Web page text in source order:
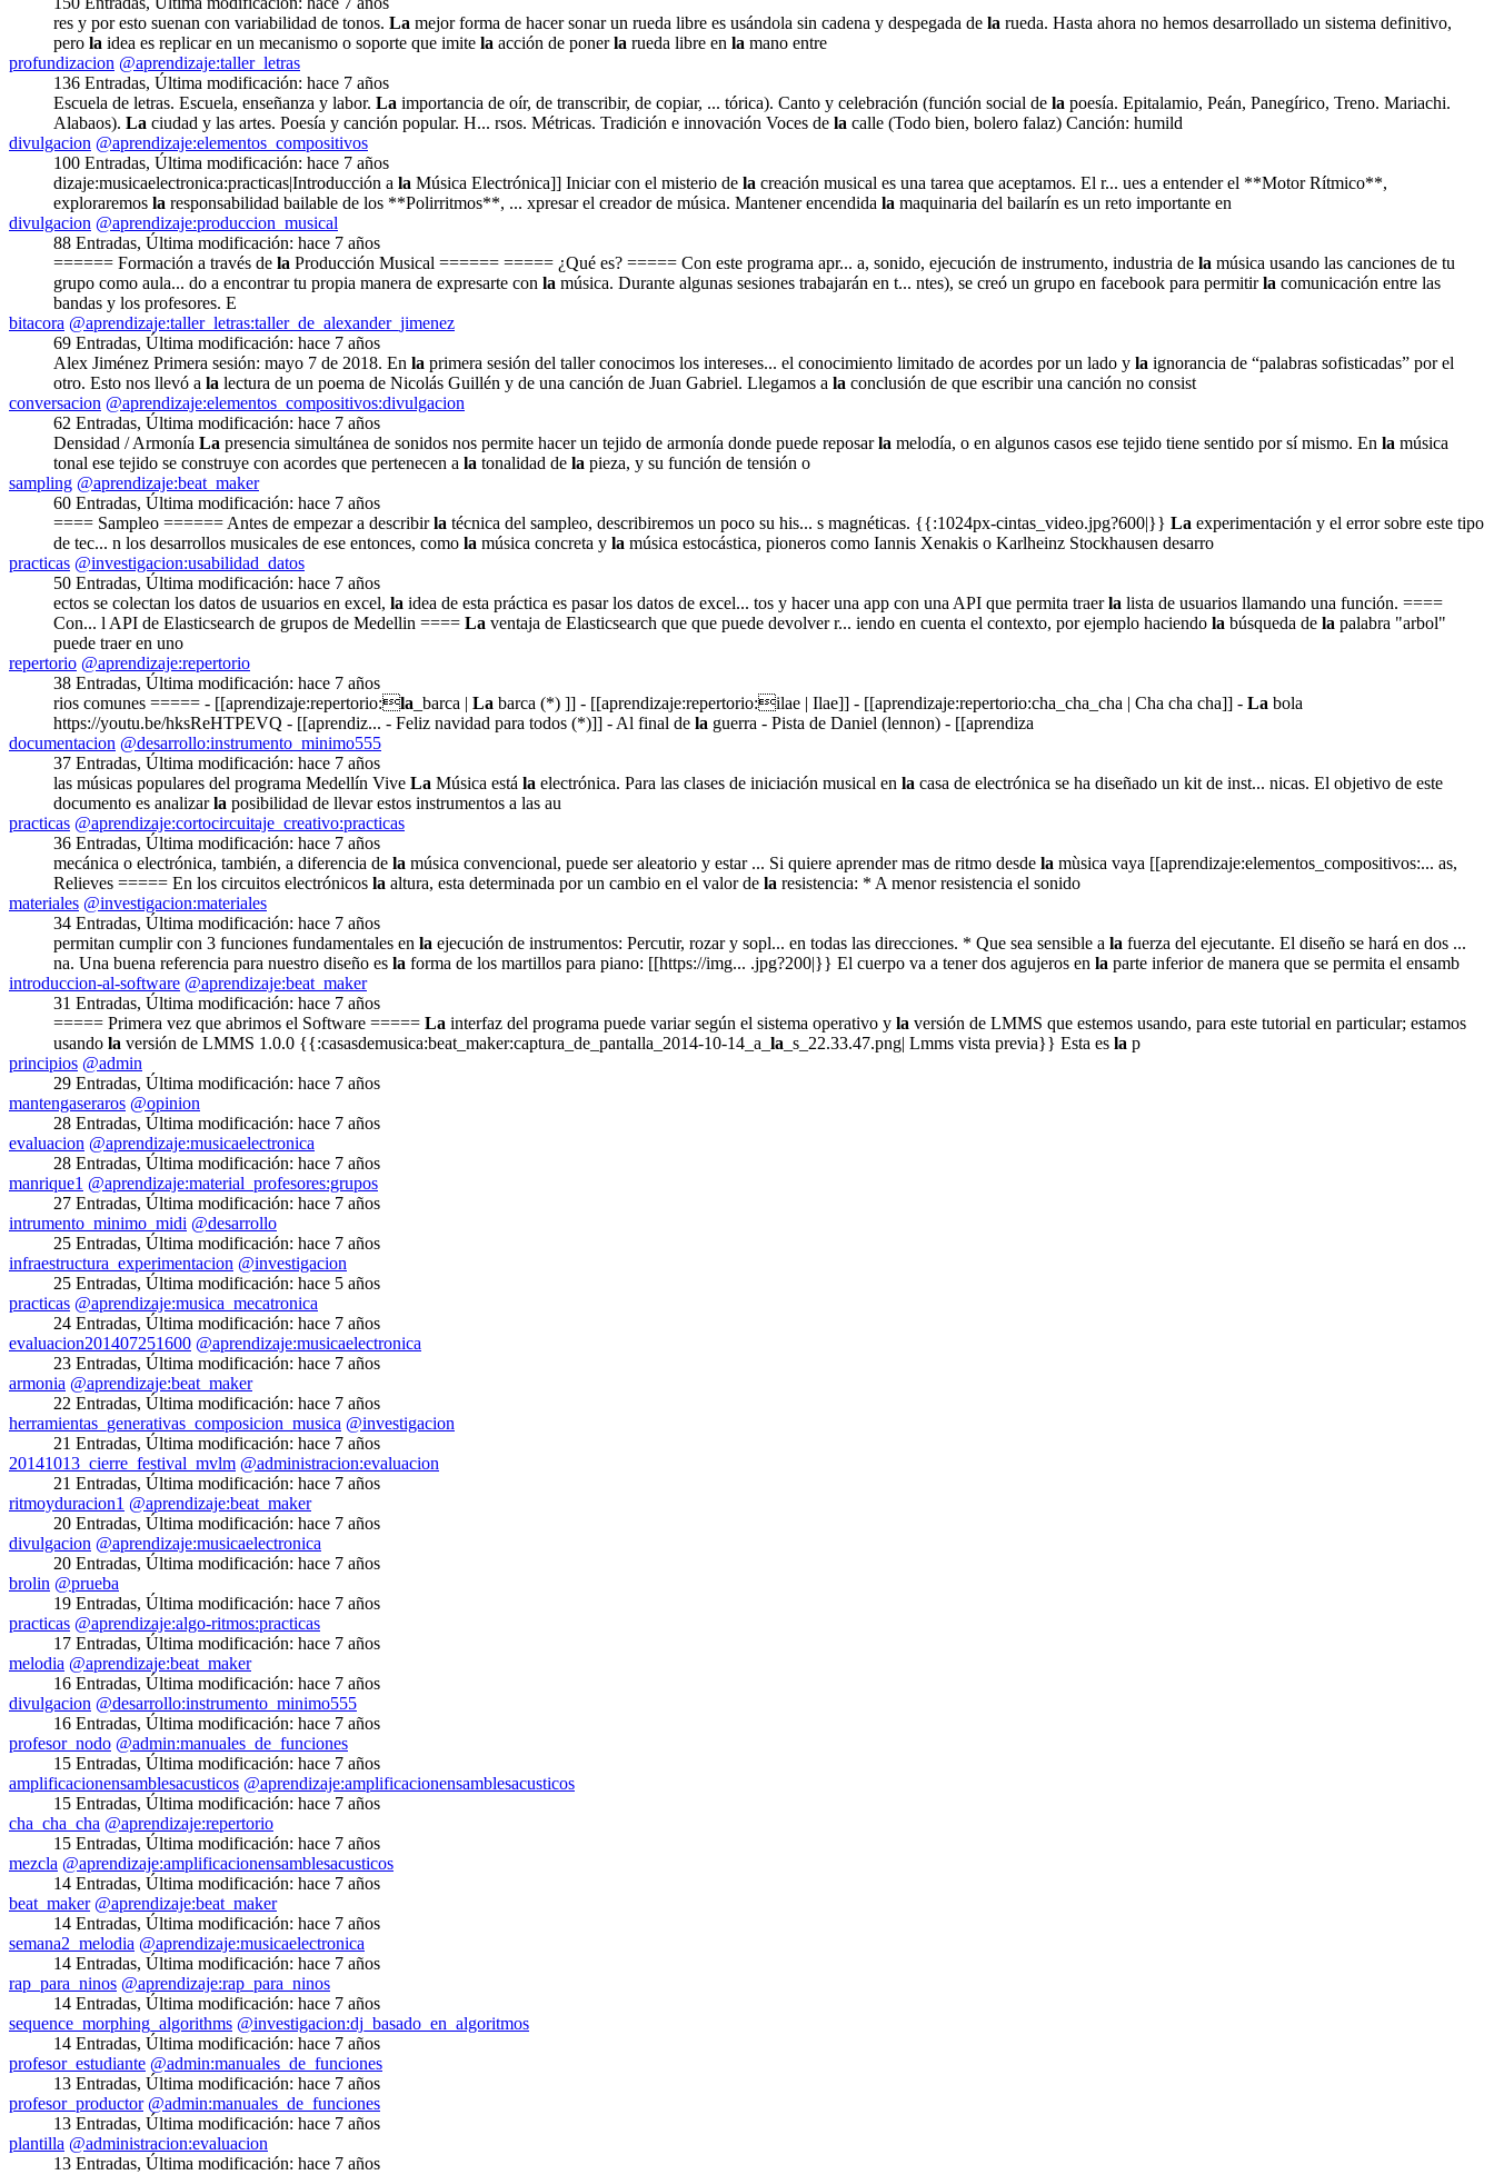
res y por esto suenan con variabilidad de tonos. La mejor forma de hacer sonar un rueda libre es usándola sin cadena y despegada de la rueda. Hasta ahora no hemos desarrollado un sistema definitivo,
pero la idea es replicar en un mecanismo o soporte que imite la acción de ponerla rueda libre en la mano entre
profundizacion @aprendizaje:taller_letras
136 Entradas, Última modificación: hace 7 años
Escuela de letras. Escuela, enseñanza y labor. La importancia de oír, de transcribir, de copiar, ... tórica). Canto y celebración (función social de la poesía. Epitalamio, Peán, Panegírico, Treno. Mariachi.
Alabaos). La ciudad y las artes. Poesía y canción popular. H... rsos. Métricas. Tradición e innovación Voces de la calle (Todo bien, bolero falaz) Canción: humild
divulgacion @aprendizaje:elementos_compositivos
100 Entradas, Última modificación: hace 7 años
dizaje:musicaelectronica:practicas|Introducción a la Música Electrónica]] Iniciar con el misterio de la creación musical es una tarea que aceptamos. El r... ues a entender el **Motor Rítmico**,
exploraremos la responsabilidad bailable de los **Polirritmos**, ... xpresar el creador de música. Mantener encendida la maquinaria del bailarín es un reto importante en
divulgacion @aprendizaje:produccion_musical
88 Entradas, Última modificación: hace 7 años
====== Formación a través de la Producción Musical ====== ===== ¿Qué es? ===== Con este programa apr... a, sonido, ejecución de instrumento, industria de la música usando las canciones de tu
grupo como aula... do a encontrar tu propia manera de expresarte con la música. Durante algunas sesiones trabajarán en t... ntes), se creó un grupo en facebook para permitirla comunicación entre las
bandas y los profesores. E
bitacora @aprendizaje:taller_letras:taller_de_alexander_jimenez
69 Entradas, Última modificación: hace 7 años
Alex Jiménez Primera sesión: mayo 7 de 2018. En la primera sesión del taller conocimos los intereses... el conocimiento limitado de acordes por un lado y la ignorancia de “palabras sofisticadas” por el
otro. Esto nos llevó a la lectura de un poema de Nicolás Guillén y de una canción de Juan Gabriel. Llegamos a la conclusión de que escribir una canción no consist
conversacion @aprendizaje:elementos_compositivos:divulgacion
62 Entradas, Última modificación: hace 7 años
Densidad / Armonía La presencia simultánea de sonidos nos permite hacer un tejido de armonía donde puede reposarla melodía, o en algunos casos ese tejido tiene sentido por sí mismo. En la música
tonal ese tejido se construye con acordes que pertenecen a la tonalidad de la pieza, y su función de tensión o
sampling @aprendizaje:beat_maker
60 Entradas, Última modificación: hace 7 años
==== Sampleo ====== Antes de empezar a describirla técnica del sampleo, describiremos un poco su his... s magnéticas. {{:1024px-cintas_video.jpg?600|}} La experimentación y el error sobre este tipo
de tec... n los desarrollos musicales de ese entonces, como la música concreta y la música estocástica, pioneros como Iannis Xenakis o Karlheinz Stockhausen desarro
practicas @investigacion:usabilidad_datos
50 Entradas, Última modificación: hace 7 años
ectos se colectan los datos de usuarios en excel, la idea de esta práctica es pasar los datos de excel... tos y hacer una app con una API que permita traerla lista de usuarios llamando una función. ====
Con... l API de Elasticsearch de grupos de Medellin ==== La ventaja de Elasticsearch que que puede devolver r... iendo en cuenta el contexto, por ejemplo haciendo la búsqueda de la palabra "arbol"
puede traer en uno
repertorio @aprendizaje:repertorio
38 Entradas, Última modificación: hace 7 años
rios comunes ===== - [[aprendizaje:repertorio:la _barca | La barca (*) ]] - [[aprendizaje:repertorio:ilae | Ilae]] - [[aprendizaje:repertorio:cha_cha_cha | Cha cha cha]] - La bola
https://youtu.be/hksReHTPEVQ - [[aprendiz... - Feliz navidad para todos (*)]] - Al final de la guerra - Pista de Daniel (lennon) - [[aprendiza
documentacion @desarrollo:instrumento_minimo555
37 Entradas, Última modificación: hace 7 años
las músicas populares del programa Medellín Vive La Música está la electrónica. Para las clases de iniciación musical en la casa de electrónica se ha diseñado un kit de inst... nicas. El objetivo de este
documento es analizarla posibilidad de llevar estos instrumentos a las au
practicas @aprendizaje:cortocircuitaje_creativo:practicas
36 Entradas, Última modificación: hace 7 años
mecánica o electrónica, también, a diferencia de la música convencional, puede ser aleatorio y estar ... Si quiere aprender mas de ritmo desde la mùsica vaya [[aprendizaje:elementos_compositivos:... as,
Relieves ===== En los circuitos electrónicos la altura, esta determinada por un cambio en el valor de la resistencia: * A menor resistencia el sonido
materiales @investigacion:materiales
34 Entradas, Última modificación: hace 7 años
permitan cumplir con 3 funciones fundamentales en la ejecución de instrumentos: Percutir, rozar y sopl... en todas las direcciones. * Que sea sensible a la fuerza del ejecutante. El diseño se hará en dos ...
na. Una buena referencia para nuestro diseño es la forma de los martillos para piano: [[https://img... .jpg?200|}} El cuerpo va a tener dos agujeros en la parte inferior de manera que se permita el ensamb
introduccion-al-software @aprendizaje:beat_maker
31 Entradas, Última modificación: hace 7 años
===== Primera vez que abrimos el Software ===== La interfaz del programa puede variar según el sistema operativo y la versión de LMMS que estemos usando, para este tutorial en particular; estamos
usando la versión de LMMS 1.0.0 {{:casasdemusica:beat_maker:captura_de_pantalla_2014-10-14_a_ la _s_22.33.47.png| Lmms vista previa}} Esta es la p
principios @admin
29 Entradas, Última modificación: hace 7 años
mantengaseraros @opinion
28 Entradas, Última modificación: hace 7 años
evaluacion @aprendizaje:musicaelectronica
28 Entradas, Última modificación: hace 7 años
manrique1 @aprendizaje:material_profesores:grupos
27 Entradas, Última modificación: hace 7 años
intrumento_minimo_midi @desarrollo
25 Entradas, Última modificación: hace 7 años
infraestructura_experimentacion @investigacion
25 Entradas, Última modificación: hace 5 años
practicas @aprendizaje:musica_mecatronica
24 Entradas, Última modificación: hace 7 años
evaluacion201407251600 @aprendizaje:musicaelectronica
23 Entradas, Última modificación: hace 7 años
armonia @aprendizaje:beat_maker
22 Entradas, Última modificación: hace 7 años
herramientas_generativas_composicion_musica @investigacion
21 Entradas, Última modificación: hace 7 años
20141013_cierre_festival_mvlm @administracion:evaluacion
21 Entradas, Última modificación: hace 7 años
ritmoyduracion1 @aprendizaje:beat_maker
20 Entradas, Última modificación: hace 7 años
divulgacion @aprendizaje:musicaelectronica
20 Entradas, Última modificación: hace 7 años
brolin @prueba
19 Entradas, Última modificación: hace 7 años
practicas @aprendizaje:algo-ritmos:practicas
17 Entradas, Última modificación: hace 7 años
melodia @aprendizaje:beat_maker
16 Entradas, Última modificación: hace 7 años
divulgacion @desarrollo:instrumento_minimo555
16 Entradas, Última modificación: hace 7 años
profesor_nodo @admin:manuales_de_funciones
15 Entradas, Última modificación: hace 7 años
amplificacionensamblesacusticos @aprendizaje:amplificacionensamblesacusticos
15 Entradas, Última modificación: hace 7 años
cha_cha_cha @aprendizaje:repertorio
15 Entradas, Última modificación: hace 7 años
mezcla @aprendizaje:amplificacionensamblesacusticos
14 Entradas, Última modificación: hace 7 años
beat_maker @aprendizaje:beat_maker
14 Entradas, Última modificación: hace 7 años
semana2_melodia @aprendizaje:musicaelectronica
14 Entradas, Última modificación: hace 7 años
rap_para_ninos @aprendizaje:rap_para_ninos
14 Entradas, Última modificación: hace 7 años
sequence_morphing_algorithms @investigacion:dj_basado_en_algoritmos
14 Entradas, Última modificación: hace 7 años
profesor_estudiante @admin:manuales_de_funciones
13 Entradas, Última modificación: hace 7 años
profesor_productor @admin:manuales_de_funciones
13 Entradas, Última modificación: hace 7 años
plantilla @administracion:evaluacion
13 Entradas, Última modificación: hace 7 años